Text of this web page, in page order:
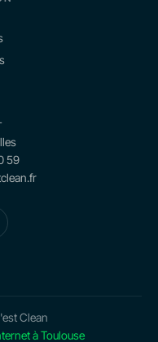
59
Clean
à Toulouse